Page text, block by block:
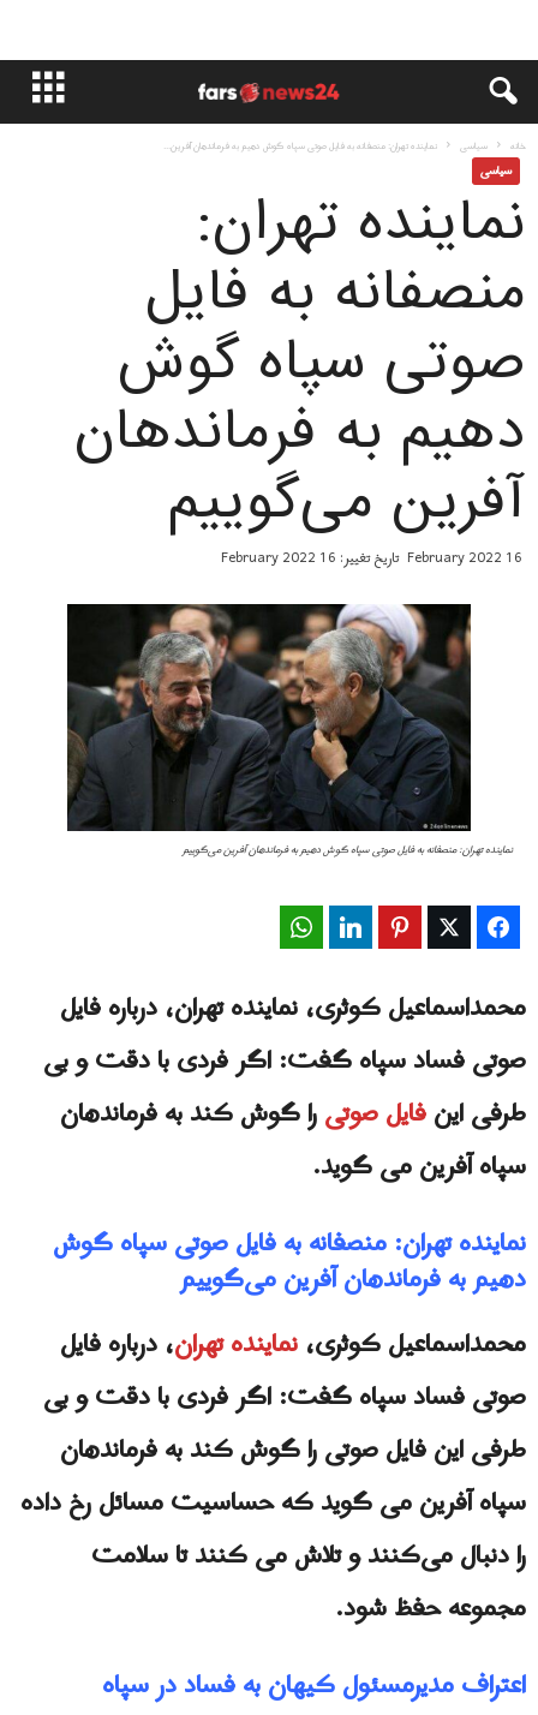
خانه سياسى نماینده تهران: منصفانه به فایل صوتی سپاه گوش دهیم به فرماندهان آفرین...
سياسى
نماینده تهران:
منصفانه به فایل
صوتی سپاه گوش
دهیم به فرماندهان
آفرین می‌گوییم
16 February 2022 تاریخ تغییر: 16 February 2022
نماینده تهران: منصفانه به فایل صوتی سپاه گوش دهیم به فرماندهان آفرین می‌گوییم
Facebook
Twitter
Pinterest
LinkedIn
محمداسماعیل کوثری، نماینده تهران، درباره فایل
صوتی فساد سپاه گفت: اگر فردی با دقت و بی
طرفی اینفایل صوتیرا گوش کند به فرماندهان
سپاه آفرین می گوید.
نماینده تهران: منصفانه به فایل صوتی سپاه گوش
دهیم به فرماندهان آفرین می‌گوییم
محمداسماعیل کوثری،نماینده تهران، درباره فایل
صوتی فساد سپاه گفت: اگر فردی با دقت و بی
طرفی این فایل صوتی را گوش کند به فرماندهان
سپاه آفرین می گوید که حساسیت مسائل رخ داده
را دنبال می‌کنند و تلاش می کنند تا سلامت
مجموعه حفظ شود.
اعتراف مدیرمسئول کیهان به فساد در سپاه